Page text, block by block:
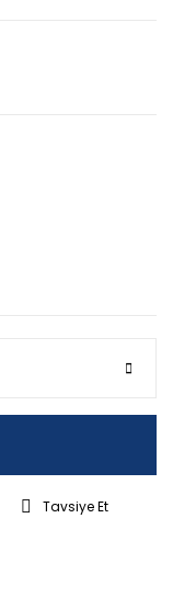
Tavsiye Et